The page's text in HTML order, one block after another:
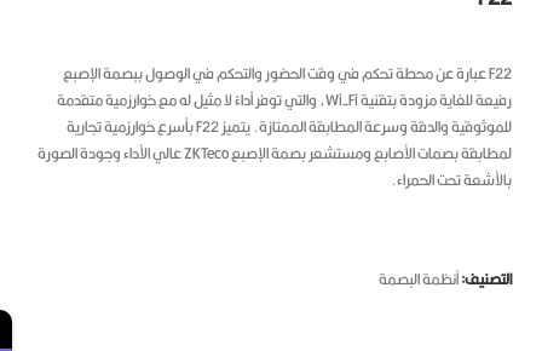
F22 عبارة عن محطة تحكم في وقت الحضور والتحكم في الوصول ببصمة الإصبع
رفيعة للغاية مزودة بتقنية Wi-Fi، والتي توفر أداءً لا مثيل له مع خوارزمية متقدمة
والدقة وسرعة المطابقة الممتازة.
يتميز F22 بأسرع خوارزمية تجارية
لمطابقة بصمات الأصابع ومستشعر بصمة الإصبع ZKTeco عالي الأداء وجودة الصورة
تحت الحمراء.
أنظمة البصمة